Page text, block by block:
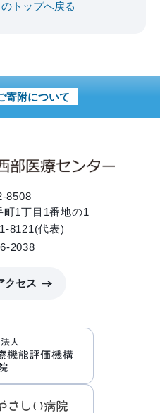
トップへ戻る
寄附について
8508
1丁目1番地の1
8121(代表)
2038
クセス